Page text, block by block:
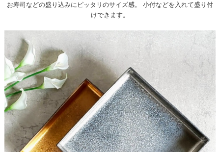
お寿司などの盛り込みにピッタリのサイズ感。 小付などを入れて盛り付
けできます。